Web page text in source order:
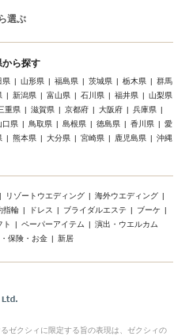
選ぶ
から探す
県 山形県 福島県 茨城県 栃木県
群馬
新潟県 富山県 石川県 福井県
山梨県
重県 滋賀県 京都府 大阪府
兵庫県
口県 鳥取県 島根県 徳島県 香川県
愛
熊本県 大分県 宮崎県 鹿児島県
沖縄
リゾートウエディング
海外ウエディング
指輪 ドレス ブライダルエステ
ブーケ
ト ペーパーアイテム
演出・ウエルカム
保険・お金 新居
ゼクシィに限定する旨の表現は、ゼクシィの